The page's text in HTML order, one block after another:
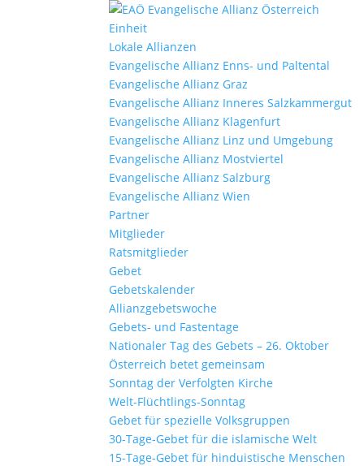
Einheit
Lokale Allianzen
Evangelische Allianz Enns- und Paltental
Evangelische Allianz Graz
Evangelische Allianz Inneres Salzkammergut
Evangelische Allianz Klagenfurt
Evangelische Allianz Linz und Umgebung
Evangelische Allianz Mostviertel
Evangelische Allianz Salzburg
Evangelische Allianz Wien
Partner
Mitglieder
Ratsmitglieder
Gebet
Gebetskalender
Allianzgebetswoche
Gebets- und Fastentage
Nationaler Tag des Gebets – 26. Oktober
Österreich betet gemeinsam
Sonntag der Verfolgten Kirche
Welt-Flüchtlings-Sonntag
Gebet für spezielle Volksgruppen
30-Tage-Gebet für die islamische Welt
15-Tage-Gebet für hinduistische Menschen